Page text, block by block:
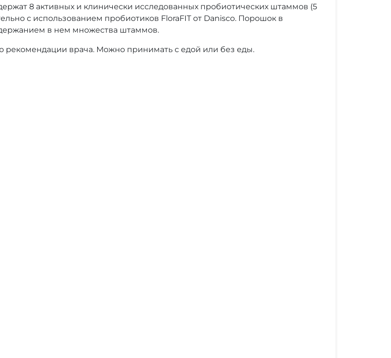
8 активных и клинически исследованных пробиотических штаммов (5
с использованием пробиотиков FloraFIT от Danisco. Порошок в
в нем множества штаммов.
рекомендации врача. Можно принимать с едой или без еды.